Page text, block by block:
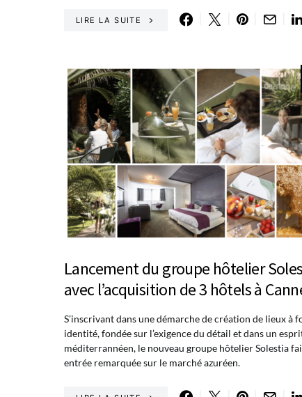
LIRE LA SUITE
Lancement du groupe hôtelier
avec l’acquisition de 3 hôtels à
S’inscrivant dans une démarche de création de lieux à
identité, fondée sur l’exigence du détail et dans un
méditerrannéen, le nouveau groupe hôtelier Solestia
entrée remarquée sur le marché azuréen.